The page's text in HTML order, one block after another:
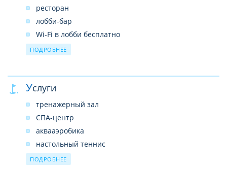
ресторан
лобби-бар
Wi-Fi в лобби бесплатно
парковка
1 крытый бассейн с пресной водой (687 кв.м.)
ПОДРОБНЕЕ
Услуги
тренажерный зал
СПА-центр
аквааэробика
настольный теннис
моторизованные водные виды спорта (платно)
ПОДРОБНЕЕ